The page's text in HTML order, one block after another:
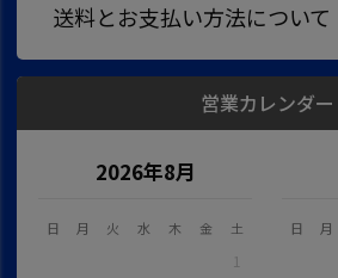
送料とお支払い方法について
営業カレンダー
2026年8月
日 月 火 水 木 金 土
1
日 月